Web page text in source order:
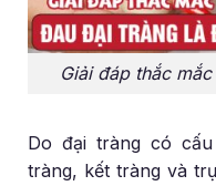
Giải đáp thắc
Do đại tràng có
tràng, kết tràng và